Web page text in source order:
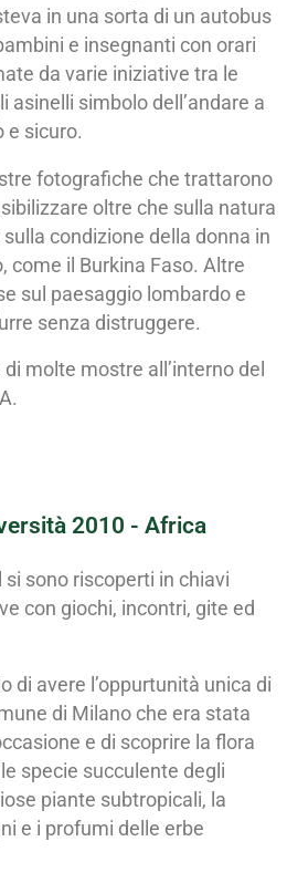
in una sorta di un autobus
e insegnanti con orari
da varie iniziative tra le
asinelli simbolo dell’andare a
e sicuro.
fotografiche che trattarono
oltre che sulla natura
condizione della donna in
come il Burkina Faso. Altre
sul paesaggio lombardo e
senza distruggere.
molte mostre all’interno del
2010 - Africa
si sono riscoperti in chiavi
con giochi, incontri, gite ed
di avere l’oppurtunità unica di
di Milano che era stata
e di scoprire la flora
specie succulente degli
piante subtropicali, la
e i profumi delle erbe